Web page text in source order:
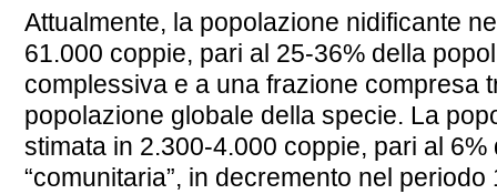
Attualmente, la popolazione nidificante
61.000 coppie, pari al 25-36% della
complessiva e a una frazione compresa
popolazione globale della specie. La
stimata in 2.300-4.000 coppie, pari al
“comunitaria”, in decremento nel